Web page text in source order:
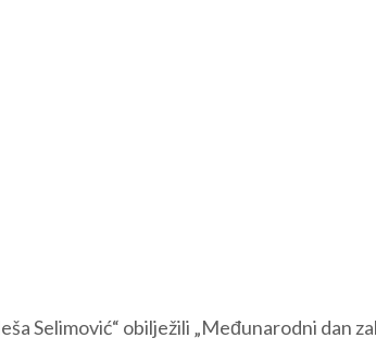
Selimović“ obilježili „Međunarodni dan